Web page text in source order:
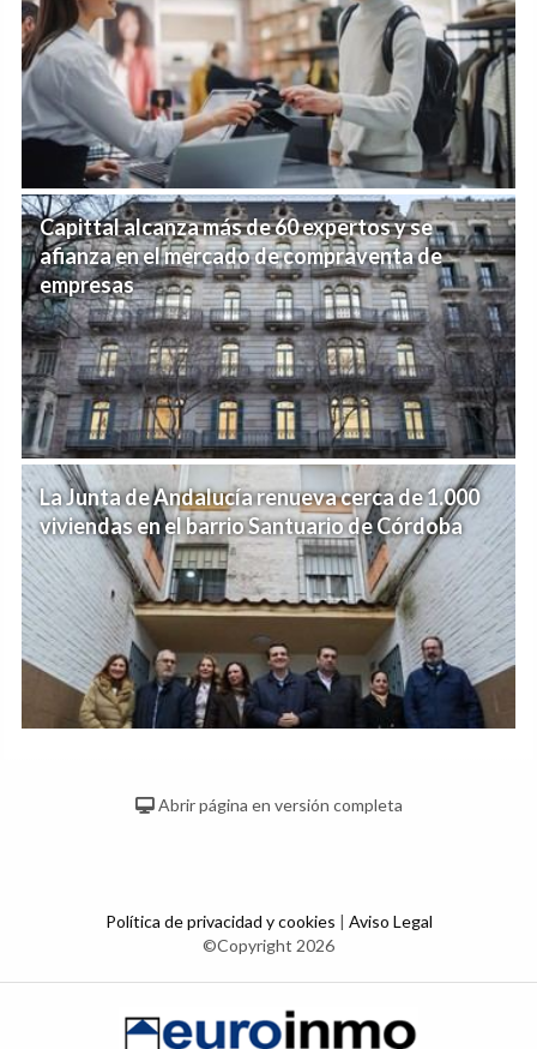
Capittal alcanza más de 60 expertos y se
afianza en el mercado de compraventa de
empresas
La Junta de Andalucía renueva cerca de 1.000
viviendas en el barrio Santuario de Córdoba
Abrir página en versión completa
Política de privacidad y cookies | Aviso Legal
©Copyright 2026